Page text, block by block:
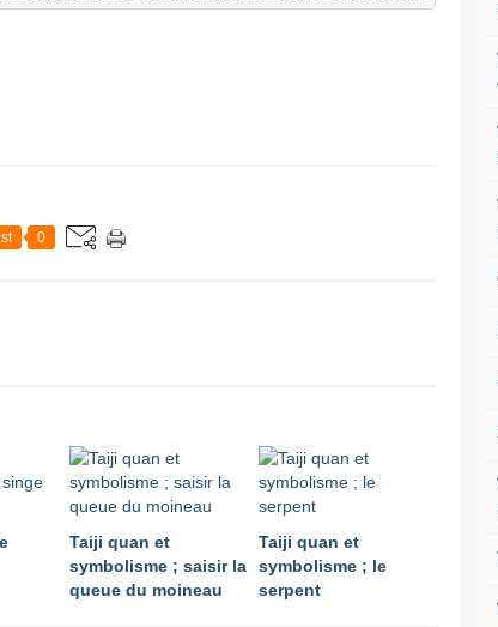
0
Taiji quan et
symbolisme ; saisir la
queue du moineau
Taiji quan et
symbolisme ; le
serpent